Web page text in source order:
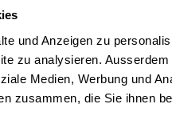
und Anzeigen zu
zu analysieren.
Medien, Werbung und
zusammen, die Sie ihnen